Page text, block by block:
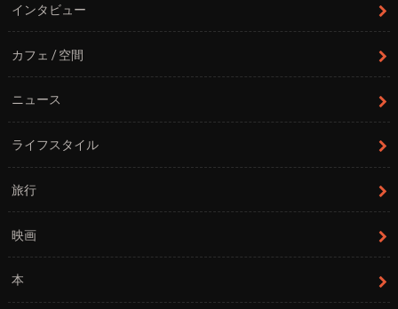
インタビュー
カフェ / 空間
ニュース
ライフスタイル
旅行
映画
本